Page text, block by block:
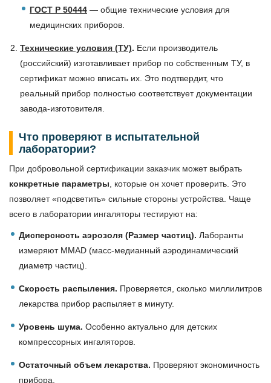
ГОСТ Р 50444 — общие технические условия для
медицинских приборов.
Технические условия (ТУ). Если производитель
(российский) изготавливает прибор по собственным ТУ, в
сертификат можно вписать их. Это подтвердит, что
реальный прибор полностью соответствует документации
завода-изготовителя.
Что проверяют в испытательной
лаборатории?
При добровольной сертификации заказчик может выбрать
конкретные параметры , которые он хочет проверить. Это
позволяет «подсветить» сильные стороны устройства. Чаще
всего в лаборатории ингаляторы тестируют на:
Дисперсность аэрозоля (Размер частиц). Лаборанты
измеряют MMAD (масс-медианный аэродинамический
диаметр частиц).
Скорость распыления. Проверяется, сколько миллилитров
лекарства прибор распыляет в минуту.
Уровень шума. Особенно актуально для детских
компрессорных ингаляторов.
Остаточный объем лекарства. Проверяют экономичность
прибора.